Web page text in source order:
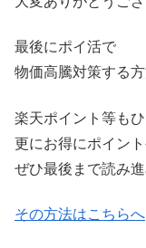
最後にポイ活で
物価高騰対策する方
楽天ポイント等も
更にお得にポイン
ぜひ最後まで読み
その方法はこちらへ